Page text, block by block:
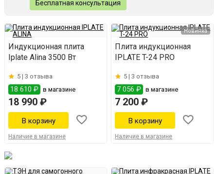
Бесплатная консультация
Индукционная плита
Iplate Alina 3500 Вт
5 | 3 отзыва
18 610 ₽ в магазине
18 990 ₽
Наличие в магазине
Новинка
Плита индукционная
IPLATE T-24 PRO
5 |3 отзыва
7 056 ₽ в магазине
7 200 ₽
Наличие в магазине